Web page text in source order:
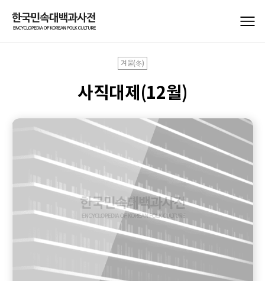
겨울(冬)
사직대제(12월)